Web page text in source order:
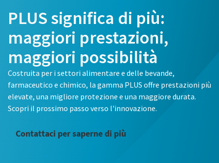
PLUS significa di più:
maggiori prestazioni,
maggiori possibilità
Costruita per i settori alimentare e delle bevande,
farmaceutico e chimico, la gamma PLUS offre prestazioni più
elevate, una migliore protezione e una maggiore durata.
Scopri il prossimo passo verso l'innovazione.
Contattaci per saperne di più